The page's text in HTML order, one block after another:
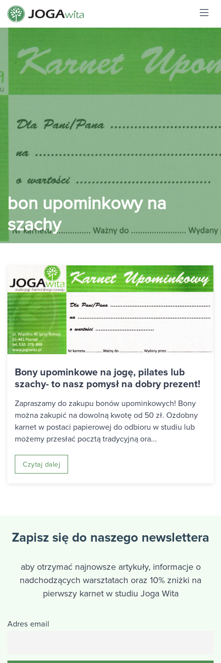
bon upominkowy na
szachy
Bony upominkowe na jogę, pilates lub
szachy- to nasz pomysł na dobry prezent!
Zapraszamy do zakupu bonów upominkowych! Bony
można zakupić na dowolną kwotę od 50 zł. Ozdobny
karnet w postaci papierowej do odbioru w studiu lub
możemy przesłać pocztą tradycyjną ora...
Czytaj dalej
Zapisz się do naszego newslettera
aby otrzymać najnowsze artykuły, informacje o
nadchodzących warsztatach oraz 10% zniżki na
pierwszy karnet w studiu Joga Wita
Adres email